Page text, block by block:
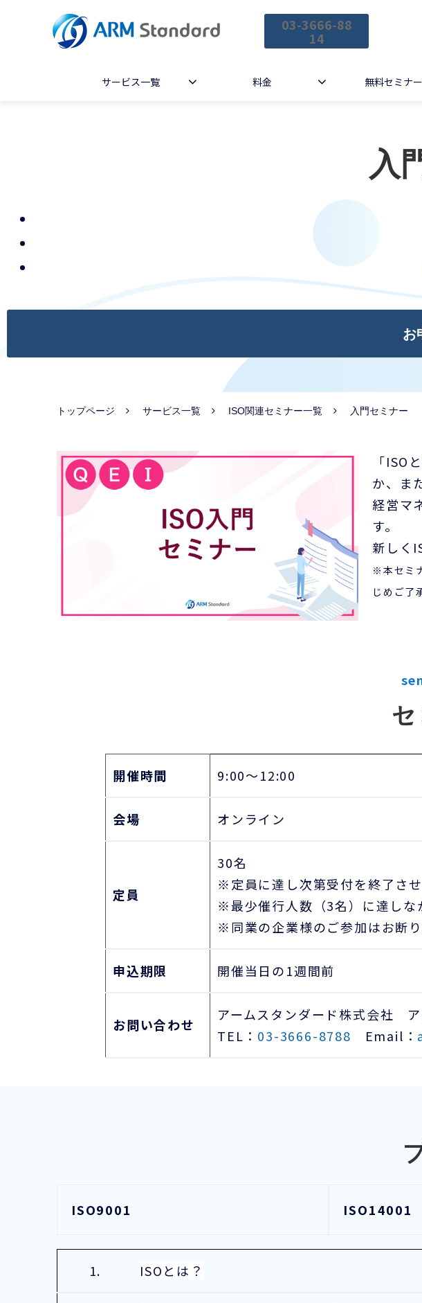
03-3666-88
14
サービス一覧 料金 無料セミナー
入
お
トップページ サービス一覧 ISO関連セミナー一覧 入門セミナー
「ISO
か、ま
経営マ
す。
新しく
※本セミ
じめご了
開催時間 9:00～12:00
会場 オンライン
定員
30名
※定員に達し次第受付を終了させ
※最少催行人数（3名）に達しな
※同業の企業様のご参加はお断り
申込期限 開催当日の1週間前
お問い合わせ
アームスタンダード株式会社
TEL： 03-3666-8788 Email：
ISO9001 ISO14001
1. ISOとは？